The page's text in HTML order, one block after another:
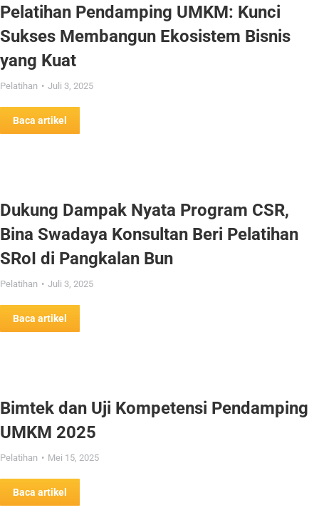
Pelatihan Pendamping UMKM: Kunci
Sukses Membangun Ekosistem Bisnis
yang Kuat
Pelatihan Juli 3, 2025
Baca artikel
Dukung Dampak Nyata Program CSR,
Bina Swadaya Konsultan Beri Pelatihan
SRoI di Pangkalan Bun
Pelatihan Juli 3, 2025
Baca artikel
Bimtek dan Uji Kompetensi Pendamping
UMKM 2025
Pelatihan Mei 15, 2025
Baca artikel